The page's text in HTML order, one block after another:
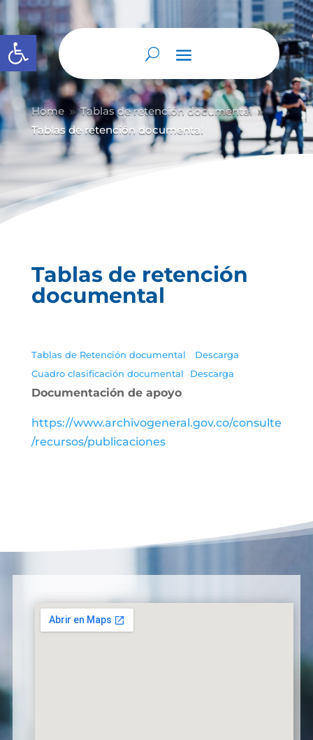
Abrir barra de herramientas
Home 9 Tablas de retención documental 9
Tablas de retención documental
Tablas de retención
documental
Tablas de Retención documental
Descarga
Cuadro clasificación documental
Descarga
Documentación de apoyo
https://www.archivogeneral.gov.co/consulte
/recursos/publicaciones